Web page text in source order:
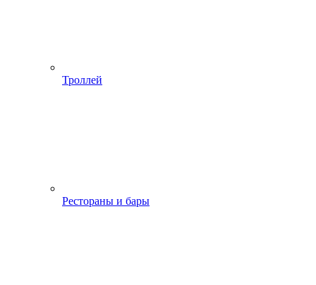
Троллей
Рестораны и бары